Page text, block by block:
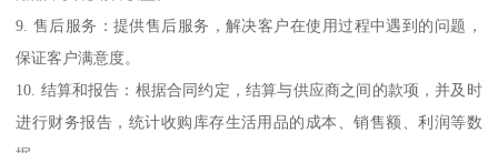
9. 售后服务：提供售后服务，解决客户在使用过程中遇到的问题，
保证客户满意度。
10. 结算和报告：根据合同约定，结算与供应商之间的款项，并及时
进行财务报告，统计收购库存生活用品的成本、销售额、利润等数